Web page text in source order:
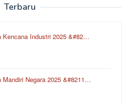
Terbaru
Kencana Industri 2025 &#82…
Mandiri Negara 2025 &#8211…